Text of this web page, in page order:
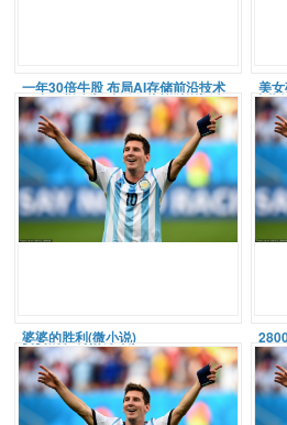
一年30倍牛股 布局AI存储前沿技术
婆婆的胜利(微小说)